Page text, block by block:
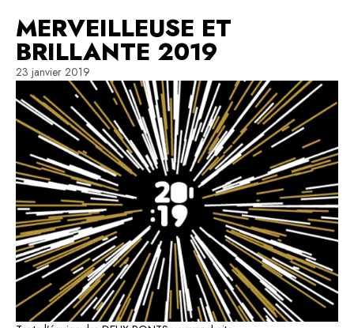
MERVEILLEUSE ET
BRILLANTE 2019
23 janvier 2019